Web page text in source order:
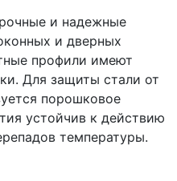
и надежные
и дверных
профили имеют
Для защиты стали от
порошковое
устойчив к действию
температуры.